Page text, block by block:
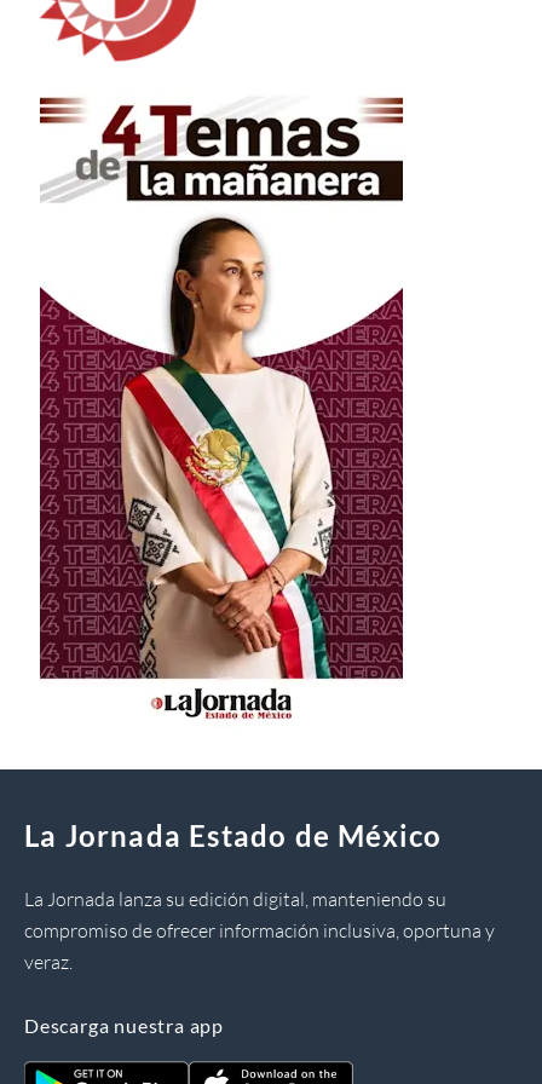
La Jornada Estado de México
La Jornada lanza su edición digital, manteniendo su
compromiso de ofrecer información inclusiva, oportuna y
veraz.
Descarga nuestra app